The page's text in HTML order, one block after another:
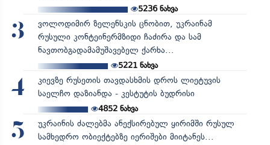
5236ნახვა
3
ვოლოდიმირ ზელენსკის ცნობით, უკრაინამ
რუსული კონტეინერმზიდი ჩაძირა და სამ
ნავთობგადამამუშავებელ ქარხა...
5221ნახვა
4
კიევზე რუსეთის თავდასხმის დროს ლიეტუვის
საელჩო დაზიანდა - კესტუტის ბუდრისი
4852ნახვა
5
უკრაინის ძალებმა ანექსირებულ ყირიმში რუსულ
სამხედრო ობიექტებზე იერიშები მიიტანეს...